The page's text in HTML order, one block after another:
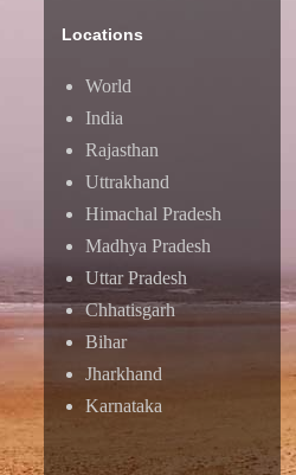
Locations
World
India
Rajasthan
Uttrakhand
Himachal Pradesh
Madhya Pradesh
Uttar Pradesh
Chhatisgarh
Bihar
Jharkhand
Karnataka